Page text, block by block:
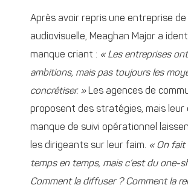
Après avoir repris une entreprise
audiovisuelle, Meaghan Major a
manque criant : « Les entreprises
ambitions, mais pas toujours les
concrétiser. »Les agences de
proposent des stratégies, mais
manque de suivi opérationnel
les dirigeants sur leur faim. « On fait
temps en temps, mais c’est du one-
Comment la diffuser ? Comment la